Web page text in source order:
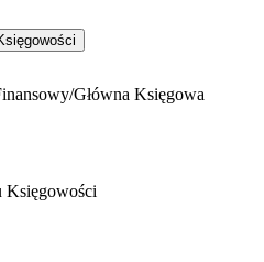
Główna Księgowa
Księgowości